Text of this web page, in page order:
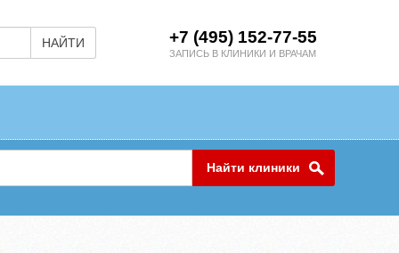
НАЙТИ +7 (495) 152-77-55
ЗАПИСЬ В КЛИНИКИ И ВРАЧАМ
Найти клиники